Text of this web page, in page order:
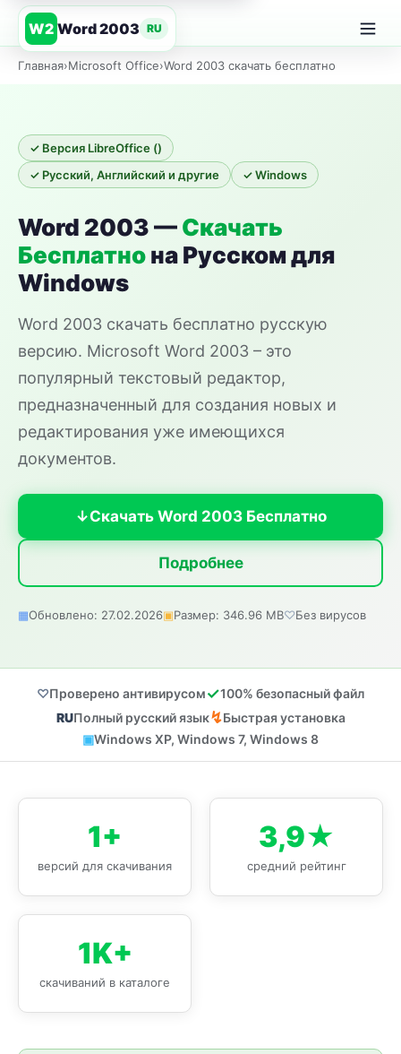
W2 Word 2003 RU
Главная›Microsoft Office›Word 2003 скачать бесплатно
✓ Версия LibreOffice ()
✓ Русский, Английский и другие
✓ Windows
Word 2003 —Скачать
Бесплатнона Русском для
Windows
Word 2003 скачать бесплатно русскую
версию. Microsoft Word 2003 – это
популярный текстовый редактор,
предназначенный для создания новых и
редактирования уже имеющихся
документов.
Скачать Word 2003 Бесплатно
Подробнее
Обновлено: 27.02.2026 Размер: 346.96 MB Без вирусов
Проверено антивирусом
100% безопасный файл
Полный русский язык
Быстрая установка
Windows XP, Windows 7, Windows 8
1+
версий для скачивания
3,9★
средний рейтинг
1K+
скачиваний в каталоге